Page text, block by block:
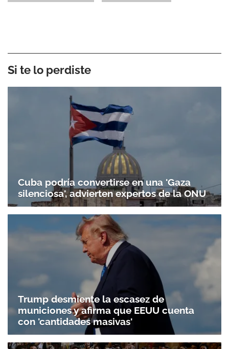
Si te lo perdiste
Cuba podría convertirse en una 'Gaza
silenciosa', advierten expertos de la ONU
Trump desmiente la escasez de
municiones y afirma que EEUU cuenta
con 'cantidades masivas'